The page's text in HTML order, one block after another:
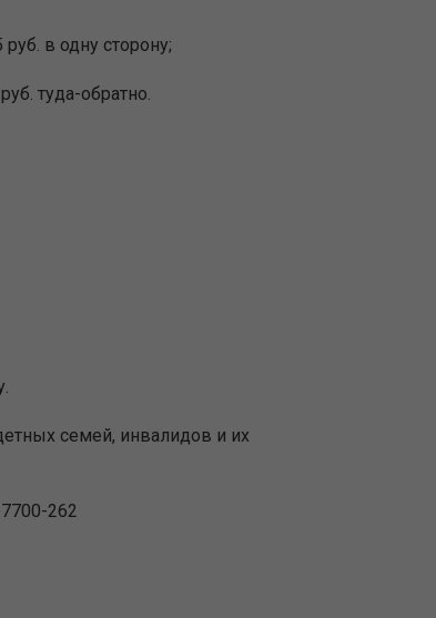
в одну сторону;
туда-обратно.
семей, инвалидов и их
262